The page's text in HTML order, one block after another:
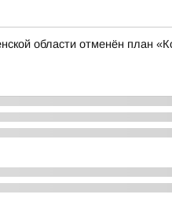
области отменён план